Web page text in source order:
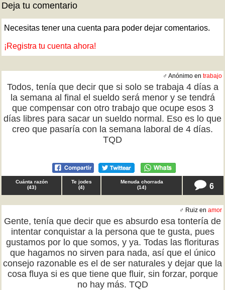
Deja tu comentario
Necesitas tener una cuenta para poder dejar comentarios.
¡Registra tu cuenta ahora!
♂ Anónimo en trabajo
Todos, tenía que decir que si solo se trabaja 4 días a
la semana al final el sueldo será menor y se tendrá
que compensar con otro trabajo que ocupe esos 3
días libres para sacar un sueldo normal. Eso es lo que
creo que pasaría con la semana laboral de 4 días.
TQD
Cuánta razón
(43)
Te jodes
(4)
Menuda chorrada
(14) 6
♂ Ruiz en amor
Gente, tenía que decir que es absurdo esa tontería de
intentar conquistar a la persona que te gusta, pues
gustamos por lo que somos, y ya. Todas las florituras
que hagamos no sirven para nada, así que el único
consejo razonable es el de ser naturales y dejar que la
cosa fluya si es que tiene que fluir, sin forzar, porque
no hay más. TQD